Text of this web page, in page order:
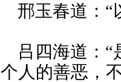
邢玉春道：“
吕四海道：“
个人的善恶，